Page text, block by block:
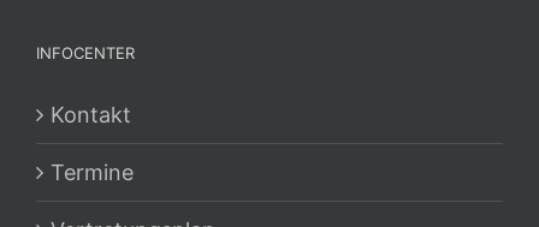
INFOCENTER
Kontakt
Termine